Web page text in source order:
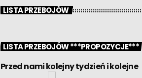
LISTA PRZEBOJÓW
LISTA PRZEBOJÓW ***PROPOZYCJE***
Przed nami kolejny tydzień i kolejne